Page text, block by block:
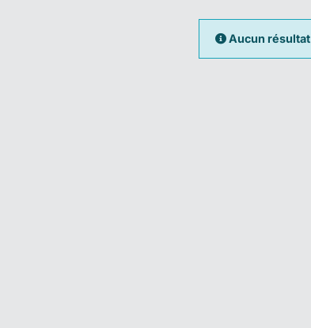
Aucun résultat